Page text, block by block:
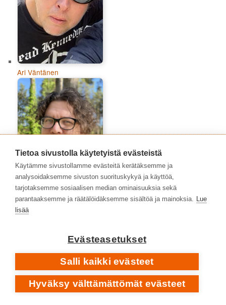
Ari Väntänen
Atte Häkkinen
Tietoa sivustolla käytetyistä evästeistä
Käytämme sivustollamme evästeitä kerätäksemme ja
analysoidaksemme sivuston suorituskykyä ja käyttöä,
tarjotaksemme sosiaalisen median ominaisuuksia sekä
parantaaksemme ja räätälöidäksemme sisältöä ja mainoksia. Lue
lisää
Evästeasetukset
Salli kaikki evästeet
Hyväksy välttämättömät evästeet